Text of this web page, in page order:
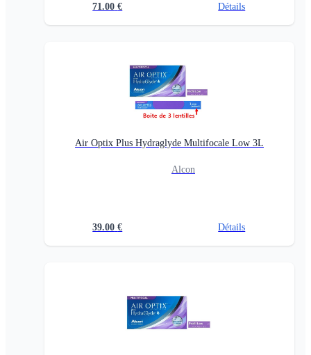
71.00 € Détails
Air Optix Plus Hydraglyde Multifocale Low 3L
Alcon
39.00 € Détails